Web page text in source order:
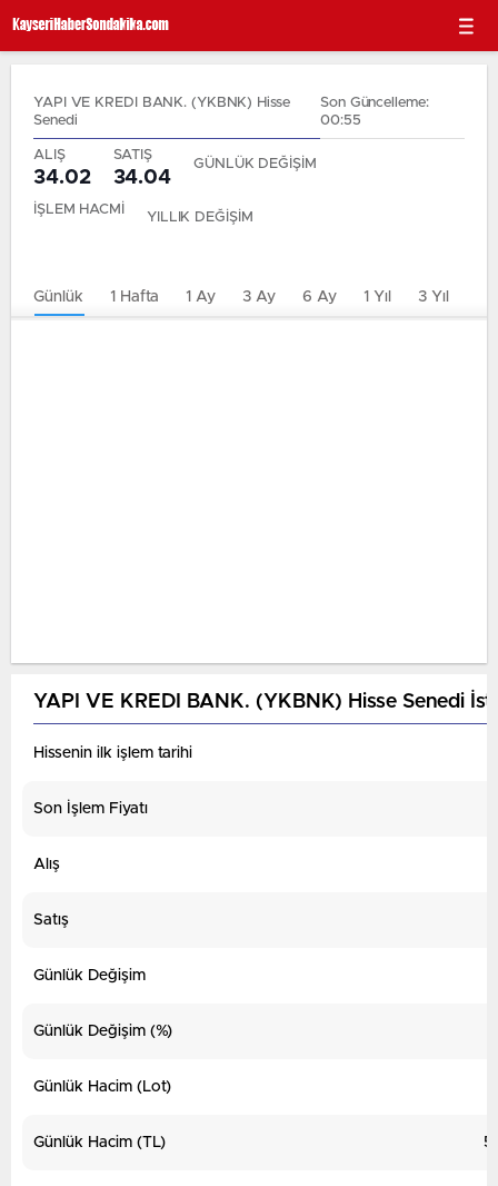
YAPI VE KREDI BANK. (YKBNK) Hisse
Senedi
Son Güncelleme:
00:55
ALIŞ
34.02
SATIŞ
34.04
GÜNLÜK DEĞİŞİM
İŞLEM HACMİ YILLIK DEĞİŞİM
Günlük 1 Hafta 1 Ay 3 Ay 6 Ay 1 Yıl 3 Yıl
YAPI VE KREDI BANK. (YKBNK) Hisse Senedi
Hissenin ilk işlem tarihi
Son İşlem Fiyatı
Alış
Satış
Günlük Değişim
Günlük Değişim (%)
Günlük Hacim (Lot)
Günlük Hacim (TL)